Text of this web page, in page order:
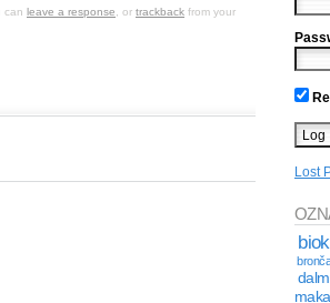
can leave a response , or trackback from your
Lost